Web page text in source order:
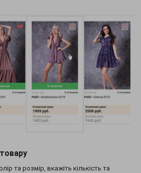
та розмір, вкажіть кількість та